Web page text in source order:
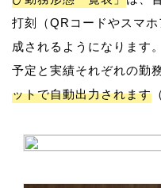
打刻（QRコードやスマ
成されるようになります。
予定と実績それぞれの勤
ットで自動出力されます